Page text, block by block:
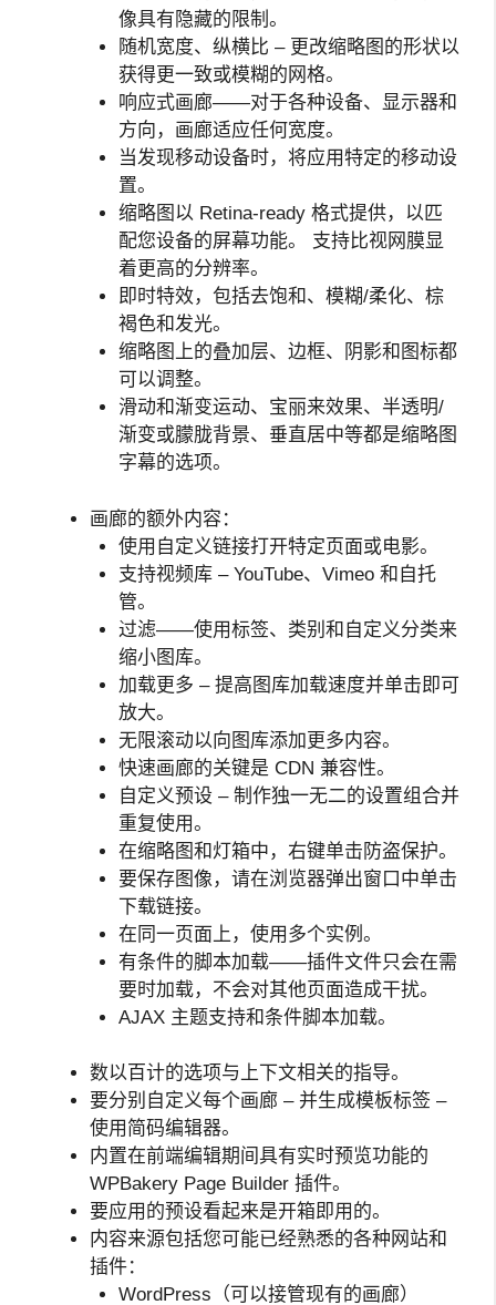
像具有隐藏的限制。
随机宽度、纵横比 – 更改缩略图的形状以
获得更一致或模糊的网格。
响应式画廊——对于各种设备、显示器和
方向，画廊适应任何宽度。
当发现移动设备时，将应用特定的移动设
置。
缩略图以 Retina-ready 格式提供，以匹
配您设备的屏幕功能。 支持比视网膜显
着更高的分辨率。
即时特效，包括去饱和、模糊/柔化、棕
褐色和发光。
缩略图上的叠加层、边框、阴影和图标都
可以调整。
滑动和渐变运动、宝丽来效果、半透明/
渐变或朦胧背景、垂直居中等都是缩略图
字幕的选项。
画廊的额外内容：
使用自定义链接打开特定页面或电影。
支持视频库 – YouTube、Vimeo 和自托
管。
过滤——使用标签、类别和自定义分类来
缩小图库。
加载更多 – 提高图库加载速度并单击即可
放大。
无限滚动以向图库添加更多内容。
快速画廊的关键是 CDN 兼容性。
自定义预设 – 制作独一无二的设置组合并
重复使用。
在缩略图和灯箱中，右键单击防盗保护。
要保存图像，请在浏览器弹出窗口中单击
下载链接。
在同一页面上，使用多个实例。
有条件的脚本加载——插件文件只会在需
要时加载，不会对其他页面造成干扰。
AJAX 主题支持和条件脚本加载。
数以百计的选项与上下文相关的指导。
要分别自定义每个画廊 – 并生成模板标签 –
使用简码编辑器。
内置在前端编辑期间具有实时预览功能的
WPBakery Page Builder 插件。
要应用的预设看起来是开箱即用的。
内容来源包括您可能已经熟悉的各种网站和
插件：
WordPress（可以接管现有的画廊）